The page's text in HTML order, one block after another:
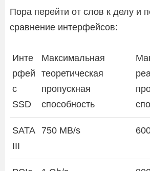
Пора перейти от слов к делу и
сравнение интерфейсов:
Инте
рфей
с
SSD
Максимальная
теоретическая
пропускная
способность
SATA
III
750 MB/s